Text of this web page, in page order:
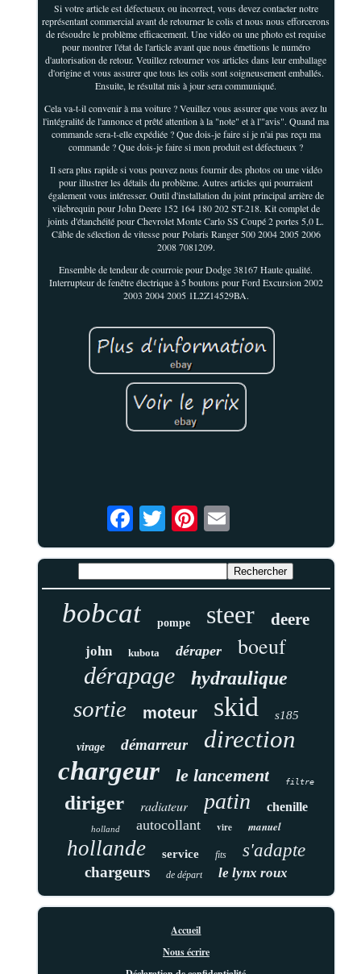
Si votre article est défectueux ou incorrect, vous devez contacter notre
représentant commercial avant de retourner le colis et nous nous efforcerons
de résoudre le problème efficacement. Une vidéo ou une photo est requise
pour montrer l'état de l'article avant que nous émettions le numéro
d'autorisation de retour. Veuillez retourner vos articles dans leur emballage
d'origine et vous assurer que tous les colis sont soigneusement emballés.
Ensuite, le résultat mis à jour sera communiqué.
Cela va-t-il convenir à ma voiture ? Veuillez vous assurer que vous avez lu
l'intégralité de l'annonce et prêté attention à la "note" et à l'"avis". Quand ma
commande sera-t-elle expédiée ? Que dois-je faire si je n'ai pas reçu ma
commande ? Que dois-je faire si mon produit est défectueux ?
Il sera plus rapide si vous pouvez nous fournir des photos ou une vidéo
pour illustrer les détails du problème. Autres articles qui pourraient
également vous intéresser. Outil d'installation du joint principal arrière de
vilebrequin pour John Deere 152 164 180 202 ST-218. Kit complet de
joints d'étanchéité pour Chevrolet Monte Carlo SS Coupé 2 portes 5,0 L.
Câble de sélection de vitesse pour Polaris Ranger 500 2004 2005 2006
2008 7081209.
Ensemble de tendeur de courroie pour Dodge 38167 Haute qualité.
Interrupteur de fenêtre électrique à 5 boutons pour Ford Excursion 2002
2003 2004 2005 1L2Z14529BA.
bobcat pompe steer deere
john kubota déraper boeuf
dérapage hydraulique
sortie moteur skid s185
virage démarreur direction
chargeur le lancement filtre
diriger radiateur patin chenille
holland autocollant vire manuel
hollande service fits s'adapte
chargeurs de départ le lynx roux
Accueil
Nous écrire